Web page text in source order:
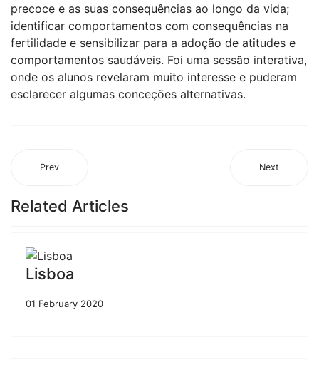
precoce e as suas consequências ao longo da vida;
identificar comportamentos com consequências na
fertilidade e sensibilizar para a adoção de atitudes e
comportamentos saudáveis. Foi uma sessão interativa,
onde os alunos revelaram muito interesse e puderam
esclarecer algumas conceções alternativas.
Prev Next
Related Articles
Lisboa
01 February 2020